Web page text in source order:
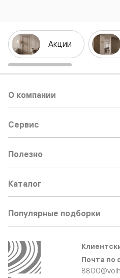
Акции
О компании
Сервис
Полезно
Каталог
Популярные подборки
Почта по